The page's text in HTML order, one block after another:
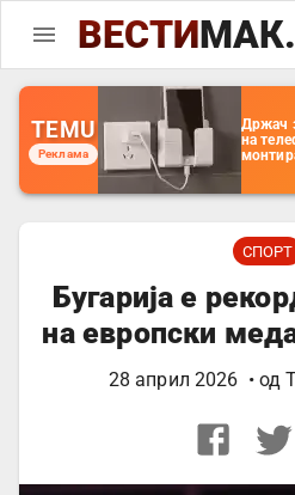
ВЕСТИ
TEMU
Реклама
Држач
на
СПОРТ
Бугарија е
на европски
28 април 2026 • од